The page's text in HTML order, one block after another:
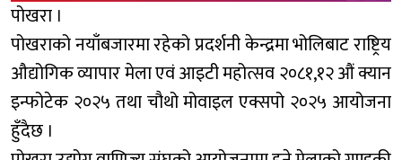
पोखरा ।
पोखराको नयाँबजारमा रहेको प्रदर्शनी केन्द्रमा भोलिबाट राष्ट्रिय
औद्योगिक व्यापार मेला एवं आइटी महोत्सव २०८१,१२ औं क्यान
इन्फोटेक २०२५ तथा चौथो मोवाइल एक्सपो २०२५ आयोजना
हुँदैछ ।